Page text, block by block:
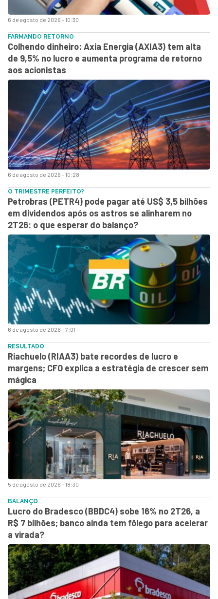
6 de agosto de 2026 - 10:30
6 de agosto de 2026 - 10:28
FARMANDO RETORNO
Colhendo dinheiro: Axia Energia (AXIA3) tem alta
de 9,5% no lucro e aumenta programa de retorno
aos acionistas
6 de agosto de 2026 - 7:01
O TRIMESTRE PERFEITO?
Petrobras (PETR4) pode pagar até US$ 3,5 bilhões
em dividendos após os astros se alinharem no
2T26: o que esperar do balanço?
5 de agosto de 2026 - 18:30
RESULTADO
Riachuelo (RIAA3) bate recordes de lucro e
margens; CFO explica a estratégia de crescer sem
mágica
BALANÇO
Lucro do Bradesco (BBDC4) sobe 16% no 2T26, a
R$ 7 bilhões; banco ainda tem fôlego para acelerar
a virada?